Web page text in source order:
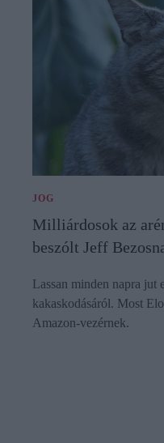
JOG
Milliárdosok az
beszólt Jeff
Lassan minden napra jut
kakaskodásáról. Most
Amazon-vezérnek.